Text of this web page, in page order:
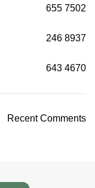
7502
655
8937
246
4670
643
Recent Comments